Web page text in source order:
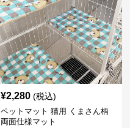
¥2,280 (税込)
ペットマット 猫用 くまさん柄
両面仕様マット